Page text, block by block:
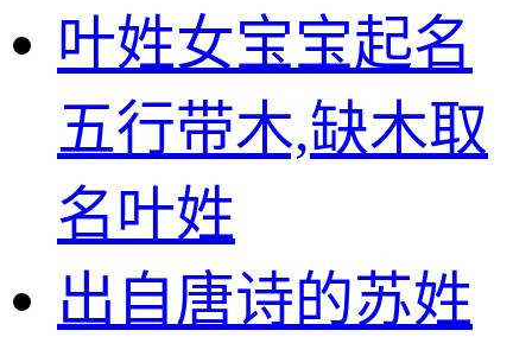
叶姓女宝宝起名
五行带木,缺木取
名叶姓
出自唐诗的苏姓